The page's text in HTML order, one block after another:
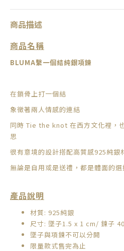
商品描述
商品名稱
BLUMA繫一個結純銀項鍊
在鎖骨上打一個結
象徵著兩人情感的連結
同時 Tie the knot 在西方文化裡，
思
很有意境的設計搭配高質感925純銀
無論是自用或是送禮，都是體面的選
產品說明
材質: 925純銀
尺寸: 墜子1.5 x 1 cm/ 鍊子
墜子與項鍊不可以分開
限量款式售完為止